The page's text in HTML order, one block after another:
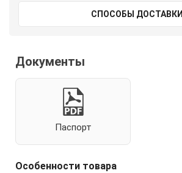
СПОСОБЫ ДОСТАВКИ
Документы
Паспорт
Особенности товара